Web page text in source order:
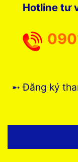
Hotline tư
➸ Đăng ký